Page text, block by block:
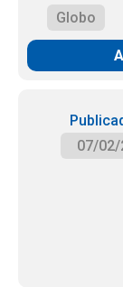
Globo
07/02/